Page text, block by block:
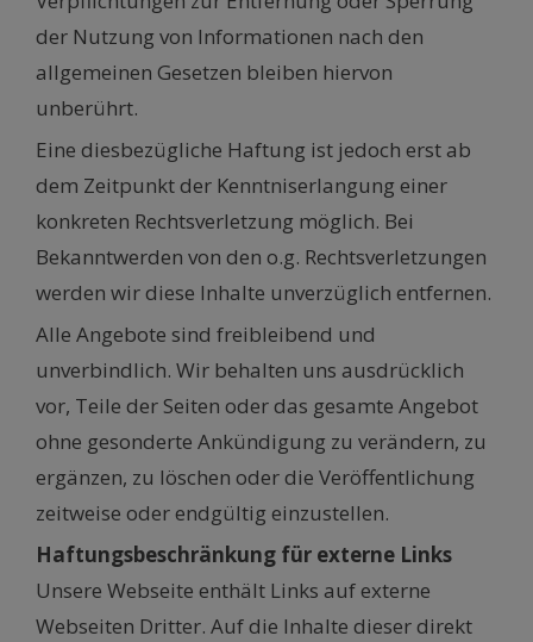
der Nutzung von Informationen nach den
allgemeinen Gesetzen bleiben hiervon
unberührt.
Eine diesbezügliche Haftung ist jedoch erst ab
dem Zeitpunkt der Kenntniserlangung einer
konkreten Rechtsverletzung möglich. Bei
Bekanntwerden von den o.g. Rechtsverletzungen
werden wir diese Inhalte unverzüglich entfernen.
Alle Angebote sind freibleibend und
unverbindlich. Wir behalten uns ausdrücklich
vor, Teile der Seiten oder das gesamte Angebot
ohne gesonderte Ankündigung zu verändern, zu
ergänzen, zu löschen oder die Veröffentlichung
zeitweise oder endgültig einzustellen.
Haftungsbeschränkung für externe Links
Unsere Webseite enthält Links auf externe
Webseiten Dritter. Auf die Inhalte dieser direkt